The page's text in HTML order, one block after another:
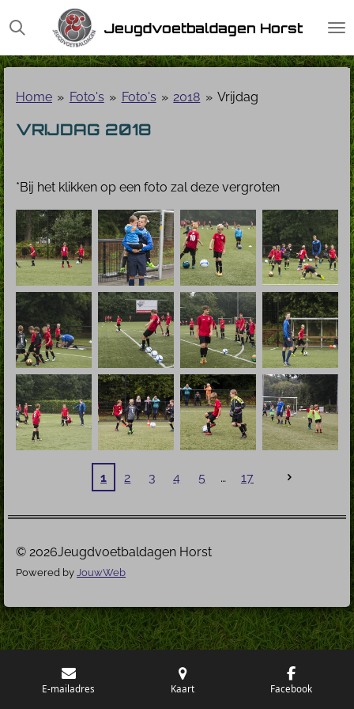
Ga
direct
naar
hoofdinhoud
Jeugdvoetbaldagen Horst
Home » Foto's » Foto's » 2018 » Vrijdag
VRIJDAG 2018
*Bij het klikken op een foto zal deze vergroten
1 2 3 4 5 17
© 2026Jeugdvoetbaldagen Horst
Powered by JouwWeb
E-mailadres Kaart Facebook